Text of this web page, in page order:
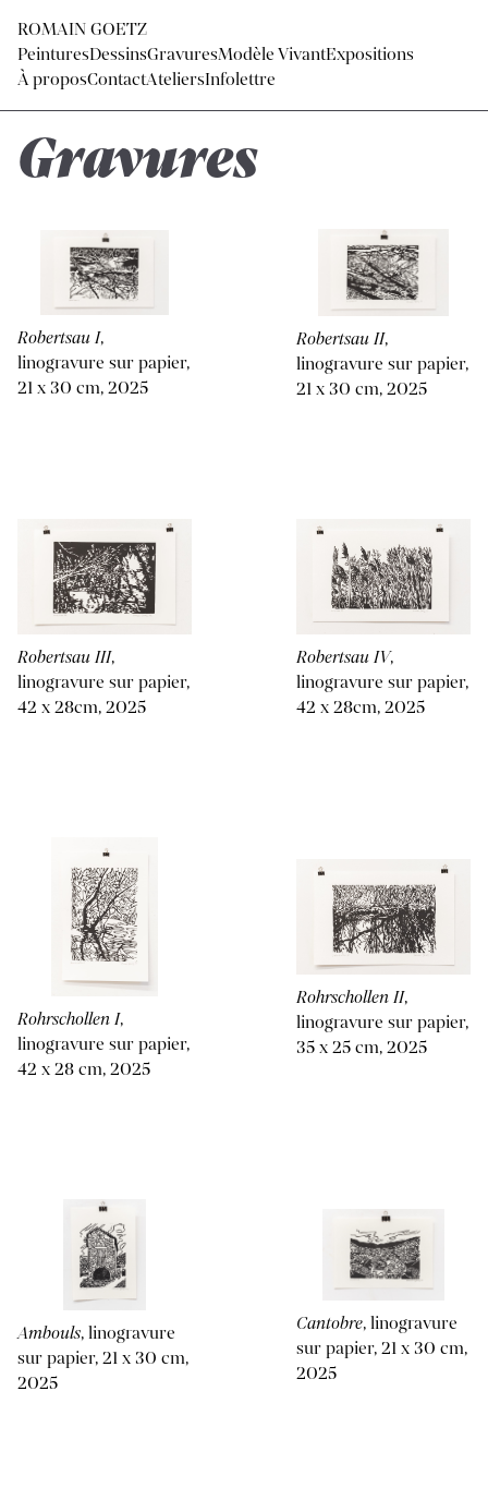
ROMAIN GOETZ
PeinturesDessinsGravuresModèle VivantExpositions
À proposContactAteliersInfolettre
Gravures
Robertsau I,
linogravure sur papier,
21 x 30 cm, 2025
Robertsau II,
linogravure sur papier,
21 x 30 cm, 2025
Robertsau III,
linogravure sur papier,
42 x 28cm, 2025
Robertsau IV,
linogravure sur papier,
42 x 28cm, 2025
Rohrschollen I,
linogravure sur papier,
42 x 28 cm, 2025
Rohrschollen II,
linogravure sur papier,
35 x 25 cm, 2025
Ambouls, linogravure
sur papier, 21 x 30 cm,
2025
Cantobre, linogravure
sur papier, 21 x 30 cm,
2025